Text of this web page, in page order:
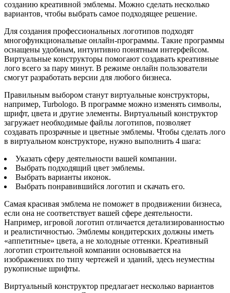
созданию креативной эмблемы. Можно сделать несколько
вариантов, чтобы выбрать самое подходящее решение.
Для создания профессиональных логотипов подходят
многофункциональные онлайн-программы. Такие программы
оснащены удобным, интуитивно понятным интерфейсом.
Виртуальные конструкторы помогают создавать креативные
лого всего за пару минут. В режиме онлайн пользователи
смогут разработать версии для любого бизнеса.
Правильным выбором станут виртуальные конструкторы,
например, Turbologo. В программе можно изменять символы,
шрифт, цвета и другие элементы. Виртуальный конструктор
загружает необходимые файлы логотипов, позволяет
создавать прозрачные и цветные эмблемы. Чтобы сделать лого
в виртуальном конструкторе, нужно выполнить 4 шага:
Указать сферу деятельности вашей компании.
Выбрать подходящий цвет эмблемы.
Выбрать варианты иконок.
Выбрать понравившийся логотип и скачать его.
Самая красивая эмблема не поможет в продвижении бизнеса,
если она не соответствует вашей сфере деятельности.
Например, игровой логотип отличается детализированностью
и реалистичностью. Эмблемы кондитерских должны иметь
«аппетитные» цвета, а не холодные оттенки. Креативный
логотип строительной компании основывается на
изображениях по типу чертежей и зданий, здесь неуместны
рукописные шрифты.
Виртуальный конструктор предлагает несколько вариантов